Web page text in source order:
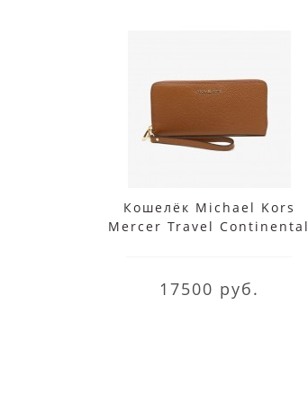
Кошелёк Michael Kors
Mercer Travel Continental
17500 руб.